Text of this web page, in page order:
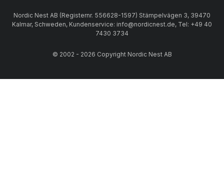
Nordic Nest AB (Registernr. 556628-1597) Stämpelvägen 3, 39470
Kalmar, Schweden, Kundenservice: info@nordicnest.de, Tel: +49 40
7430 3734
© 2002 - 2026 Copyright Nordic Nest AB